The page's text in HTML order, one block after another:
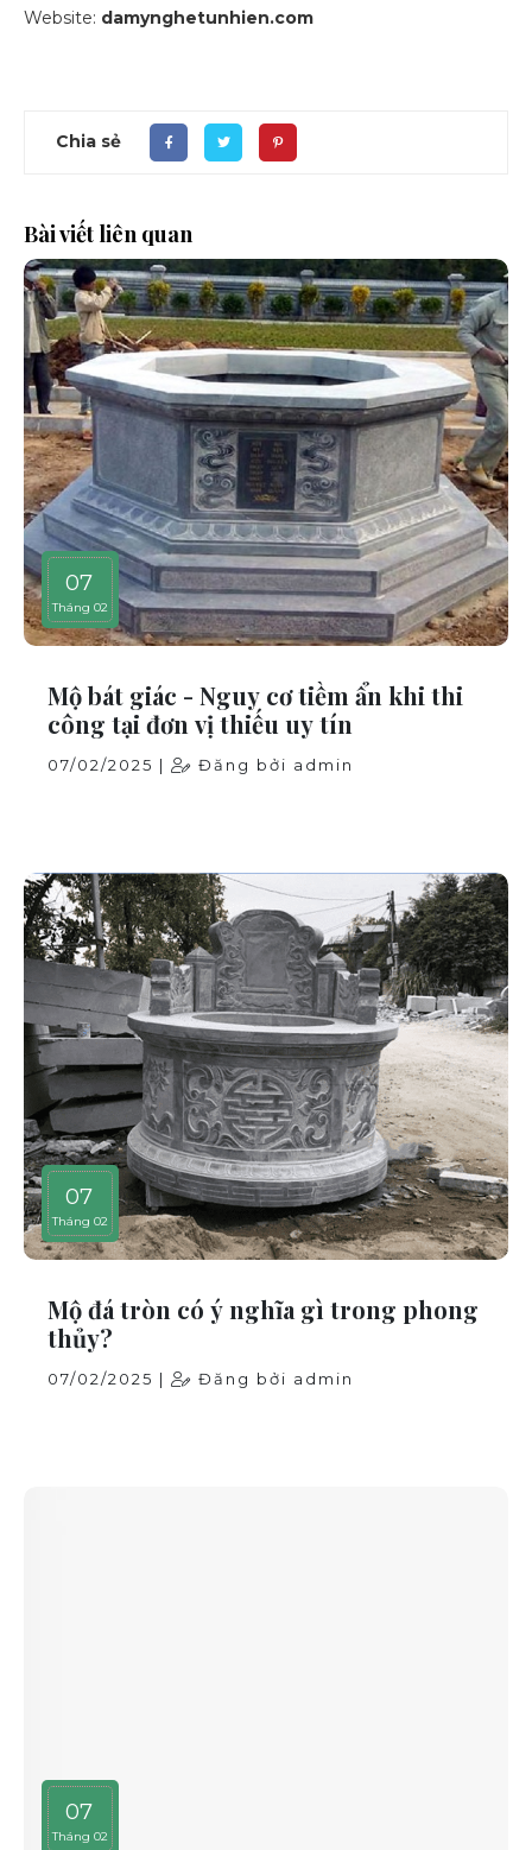
Website: damynghetunhien.com
Chia sẻ
Bài viết liên quan
07
Tháng 02
Mộ bát giác - Nguy cơ tiềm ẩn khi thi
công tại đơn vị thiếu uy tín
07/02/2025 | Đăng bởi admin
07
Tháng 02
Mộ đá tròn có ý nghĩa gì trong phong
thủy?
07/02/2025 | Đăng bởi admin
07
Tháng 02